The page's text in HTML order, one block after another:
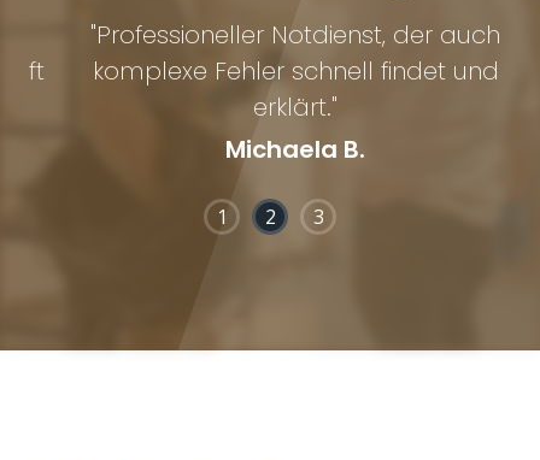
"Professioneller Notdienst, der auch
komplexe Fehler schnell findet und
erklärt."
Michaela B.
1 2 3